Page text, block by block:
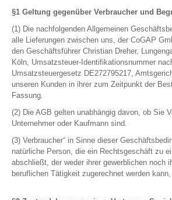
§1 Geltung gegenüber Verbraucher und
(1) Die nachfolgenden Allgemeinen
alle Lieferungen zwischen uns, der CoGAP
den Geschäftsführer Christian Dreher,
Köln, Umsatzsteuer-Identifikationsnummer
Umsatzsteuergesetz DE272795217,
unseren Kunden in ihrer zum Zeitpunkt der
Fassung.
(2) Die AGB gelten unabhängig davon, ob Sie
Unternehmer oder Kaufmann sind.
(3) Verbraucher“ in Sinne dieser
natürliche Person, die ein Rechtsgeschäft zu
abschließt, der weder ihrer gewerblichen noch
beruflichen Tätigkeit zugerechnet werden